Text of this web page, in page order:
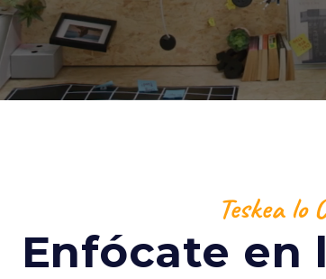
Teskea lo
Enfócate en